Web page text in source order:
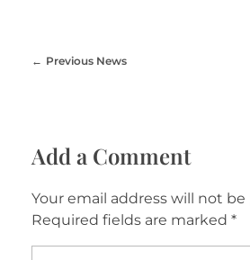
Previous News
Add a Comment
Your email address will not
Required fields are marked *